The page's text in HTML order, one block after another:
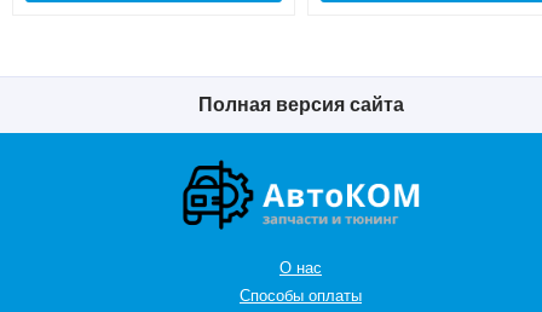
Полная версия сайта
О нас
Способы оплаты